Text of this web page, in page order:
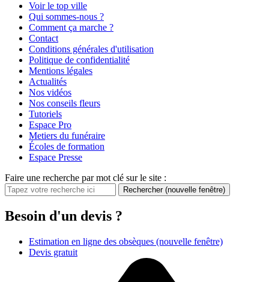
Voir le top ville
Qui sommes-nous ?
Comment ça marche ?
Contact
Conditions générales d'utilisation
Politique de confidentialité
Mentions légales
Actualités
Nos vidéos
Nos conseils fleurs
Tutoriels
Espace Pro
Metiers du funéraire
Écoles de formation
Espace Presse
Faire une recherche par mot clé sur le site :
Rechercher (nouvelle fenêtre)
Besoin d'un devis ?
Estimation en ligne des obsèques (nouvelle fenêtre)
Devis gratuit